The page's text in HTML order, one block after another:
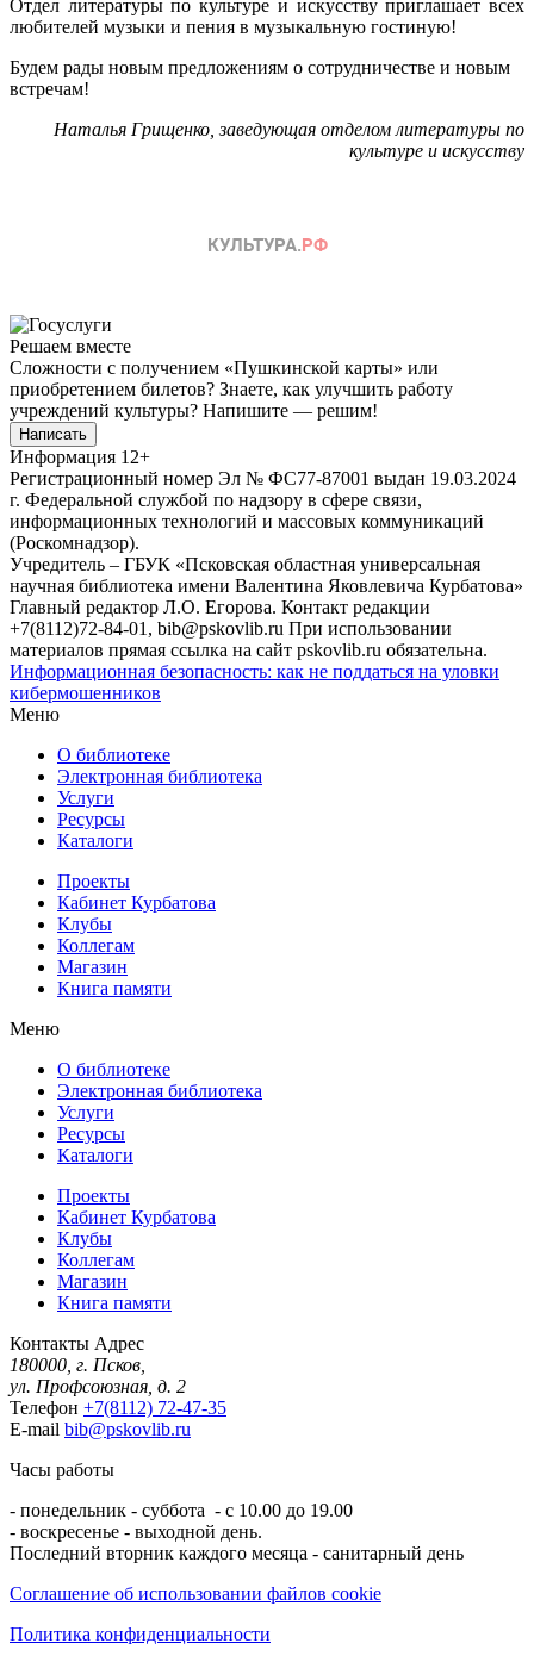
Отдел литературы по культуре и искусству приглашает всех
любителей музыки и пения в музыкальную гостиную!
Будем рады новым предложениям о сотрудничестве и новым
встречам!
Наталья Грищенко, заведующая отделом литературы по
культуре и искусству
Решаем вместе
Сложности с получением «Пушкинской карты» или
приобретением билетов? Знаете, как улучшить работу
учреждений культуры? Напишите — решим!
Написать
Информация 12+
Регистрационный номер Эл № ФС77-87001 выдан 19.03.2024
г. Федеральной службой по надзору в сфере связи,
информационных технологий и массовых коммуникаций
(Роскомнадзор).
Учредитель – ГБУК «Псковская областная универсальная
научная библиотека имени Валентина Яковлевича Курбатова»
Главный редактор Л.О. Егорова. Контакт редакции
+7(8112)72-84-01, bib@pskovlib.ru При использовании
материалов прямая ссылка на сайт pskovlib.ru обязательна.
Информационная безопасность: как не поддаться на уловки
кибермошенников
Меню
О библиотеке
Электронная библиотека
Услуги
Ресурсы
Каталоги
Проекты
Кабинет Курбатова
Клубы
Коллегам
Магазин
Книга памяти
Меню
О библиотеке
Электронная библиотека
Услуги
Ресурсы
Каталоги
Проекты
Кабинет Курбатова
Клубы
Коллегам
Магазин
Книга памяти
Контакты Адрес
180000, г. Псков,
ул. Профсоюзная, д. 2
Телефон +7(8112) 72-47-35
E-mail bib@pskovlib.ru
Часы работы
- понедельник - суббота - с 10.00 до 19.00
- воскресенье - выходной день.
Последний вторник каждого месяца - санитарный день
Соглашение об использовании файлов cookie
Политика конфиденциальности